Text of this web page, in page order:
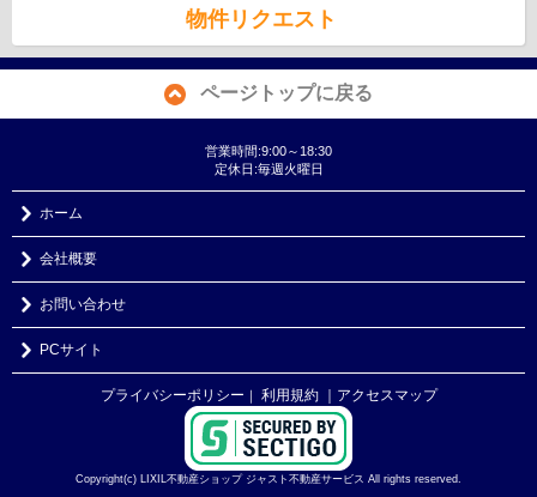
物件リクエスト
ページトップに戻る
営業時間:9:00～18:30
定休日:毎週火曜日
ホーム
会社概要
お問い合わせ
PCサイト
プライバシーポリシー ｜ 利用規約 ｜アクセスマップ
Copyright(c) LIXIL不動産ショップ ジャスト不動産サービス All rights reserved.